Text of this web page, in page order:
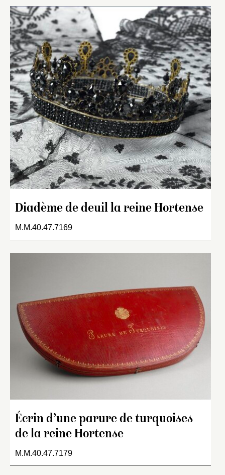
Diadème de deuil la reine Hortense
M.M.40.47.7169
Écrin d’une parure de turquoises
de la reine Hortense
M.M.40.47.7179